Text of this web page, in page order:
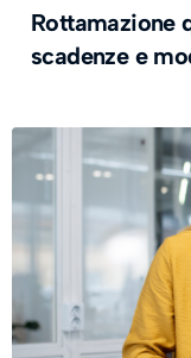
Rottamazione
scadenze e